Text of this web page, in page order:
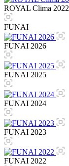
ROYAL Clima 2022
FUNAI
FUNAI 2026
FUNAI 2025
FUNAI 2024
FUNAI 2023
FUNAI 2022